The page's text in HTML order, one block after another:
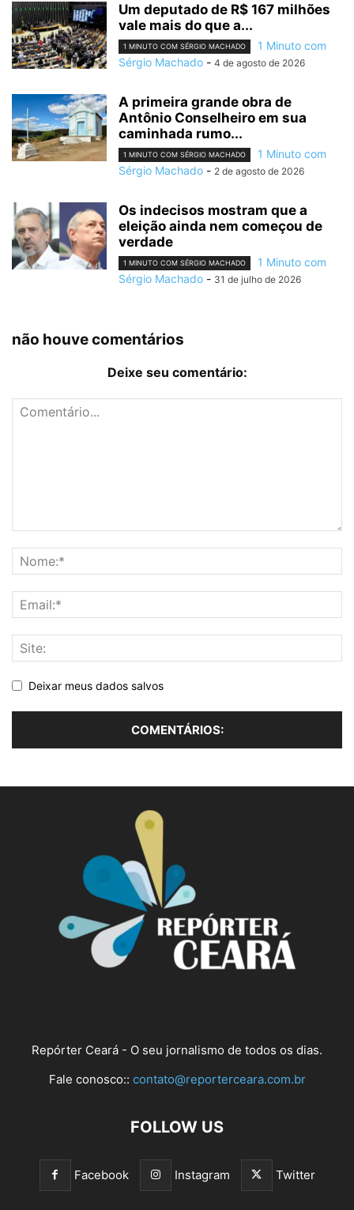
Um deputado de R$ 167 milhões
vale mais do que a...
1 MINUTO COM SÉRGIO MACHADO
1 Minuto com
Sérgio Machado - 4 de agosto de 2026
A primeira grande obra de
Antônio Conselheiro em sua
caminhada rumo...
1 MINUTO COM SÉRGIO MACHADO
1 Minuto com
Sérgio Machado - 2 de agosto de 2026
Os indecisos mostram que a
eleição ainda nem começou de
verdade
1 MINUTO COM SÉRGIO MACHADO
1 Minuto com
Sérgio Machado - 31 de julho de 2026
não houve comentários
Deixe seu comentário:
Deixar meus dados salvos
Repórter Ceará - O seu jornalismo de todos os dias.
Fale conosco:: contato@reporterceara.com.br
FOLLOW US
Facebook Instagram Twitter